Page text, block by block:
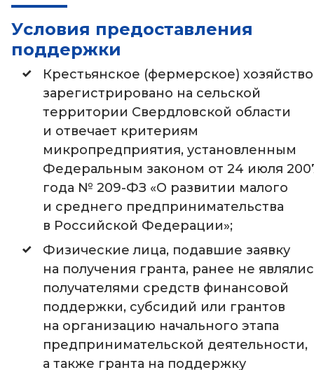
Условия предоставления
поддержки
Крестьянское (фермерское) хозяйство
зарегистрировано на сельской
территории Свердловской области
и отвечает критериям
микропредприятия, установленным
Федеральным законом от 24 июля
года № 209-ФЗ «О развитии малого
и среднего предпринимательства
в Российской Федерации»;
Физические лица, подавшие заявку
на получения гранта, ранее не
получателями средств финансовой
поддержки, субсидий или грантов
на организацию начального этапа
предпринимательской деятельности,
а также гранта на поддержку